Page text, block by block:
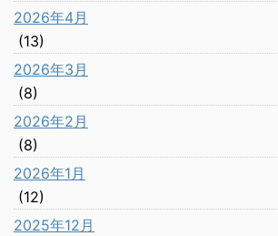
2026年4月
(13)
2026年3月
(8)
2026年2月
(8)
2026年1月
(12)
2025年12月